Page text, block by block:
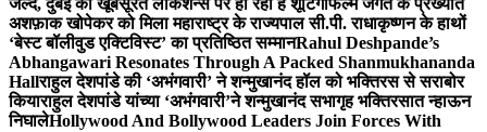
जल्द, दुबई की खूबसूरत लोकेशन्स पर हो रही है शूटिंगफिल्म जगत के प्रख्यात
अशफ़ाक खोपेकर को मिला महाराष्ट्र के राज्यपाल सी.पी. राधाकृष्णन के हाथों
‘बेस्ट बॉलीवुड एक्टिविस्ट’ का प्रतिष्ठित सम्मानRahul Deshpande’s
Abhangawari Resonates Through A Packed Shanmukhananda
Hallराहुल देशपांडे की ‘अभंगवारी’ ने शन्मुखानंद हॉल को भक्तिरस से सराबोर
कियाराहुल देशपांडे यांच्या ‘अभंगवारी’ने शन्मुखानंद सभागृह भक्तिरसात न्हाऊन
निघालेHollywood And Bollywood Leaders Join Forces With